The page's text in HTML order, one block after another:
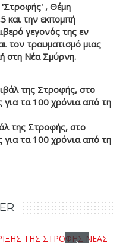
'Στροφής' , Θέμη
και την εκπομπή
γεγονός της εν
τον τραυματισμό μιας
στη Νέα Σμύρνη.
της Στροφής, στο
για τα 100 χρόνια από τη